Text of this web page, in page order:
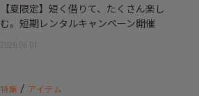
【夏限定】短く借りて、たくさん楽し
む。短期レンタルキャンペーン開催
2026.06.01
特集 / アイテム